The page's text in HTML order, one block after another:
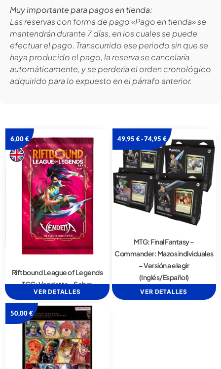
Muy importante para pagos en tienda:
Las reservas con forma de pago «Pago en tienda» se
mantendrán durante 7 días, en los cuales se puede
efectuar el pago. Transcurrido ese periodo sin que se
haya producido el pago, la reserva se cancelaría
automáticamente, y se perdería el orden cronológico
adquirido para lo expuesto en el párrafo anterior.
6,00€
Riftbound League of Legends
TCG: Vendetta – Sobre
VER DETALLES
49,95 €-74,95 €
MTG: Final Fantasy –
Commander: Mazos individuales
– Versión a elegir
(Inglés/Español)
VER DETALLES
50,00€